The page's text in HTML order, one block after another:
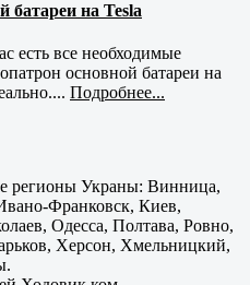
батареи на Tesla
есть все необходимые
основной батареи на
Подробнее...
регионы Украны: Винница,
Франковск, Киев,
Одесса, Полтава, Ровно,
Херсон, Хмельницкий,